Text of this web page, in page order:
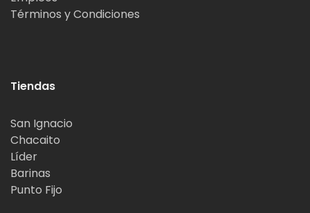
Términos y Condiciones
Tiendas
San Ignacio
Chacaito
Líder
Barinas
Punto Fijo